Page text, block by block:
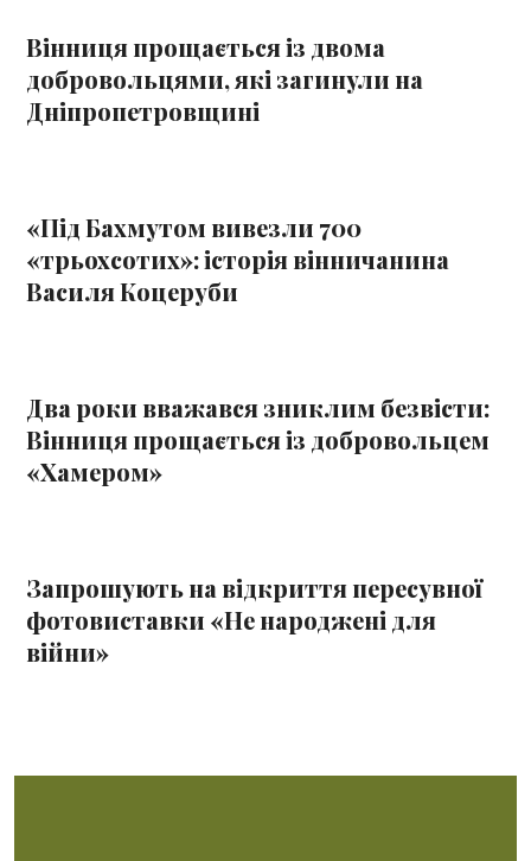
Вінниця прощається із двома
добровольцями, які загинули на
Дніпропетровщині
«Під Бахмутом вивезли 700
«трьохсотих»: історія вінничанина
Василя Коцеруби
Два роки вважався зниклим безвісти:
Вінниця прощається із добровольцем
«Хамером»
Запрошують на відкриття пересувної
фотовиставки «Не народжені для
війни»